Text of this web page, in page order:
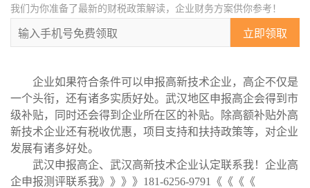
我们为你准备了最新的财税政策解读，企业财务方案供你参考！
立即领取
企业如果符合条件可以申报高新技术企业，高企不仅是
一个头衔，还有诸多实质好处。武汉地区申报高企会得到市
级补贴，同时还会得到企业所在区的补贴。除高额补贴外高
新技术企业还有税收优惠，项目支持和扶持政策等，对企业
发展有诸多好处。
武汉申报高企、武汉高新技术企业认定联系我！企业高
企申报测评联系我》》》》181-6256-9791《《《《